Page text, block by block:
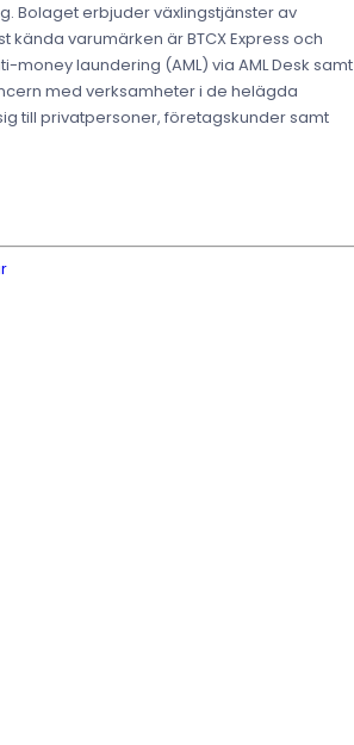
Bolaget erbjuder växlingstjänster av
varumärken är BTCX Express och
money laundering (AML) via AML Desk samt
med verksamheter i de helägda
till privatpersoner, företagskunder samt